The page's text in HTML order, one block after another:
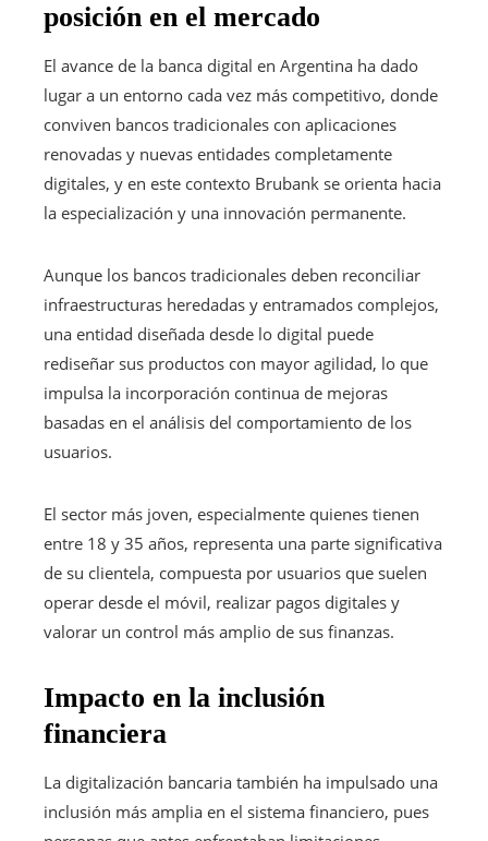
posición en el mercado
El avance de la banca digital en Argentina ha dado
lugar a un entorno cada vez más competitivo, donde
conviven bancos tradicionales con aplicaciones
renovadas y nuevas entidades completamente
digitales, y en este contexto Brubank se orienta hacia
la especialización y una innovación permanente.
Aunque los bancos tradicionales deben reconciliar
infraestructuras heredadas y entramados complejos,
una entidad diseñada desde lo digital puede
rediseñar sus productos con mayor agilidad, lo que
impulsa la incorporación continua de mejoras
basadas en el análisis del comportamiento de los
usuarios.
El sector más joven, especialmente quienes tienen
entre 18 y 35 años, representa una parte significativa
de su clientela, compuesta por usuarios que suelen
operar desde el móvil, realizar pagos digitales y
valorar un control más amplio de sus finanzas.
Impacto en la inclusión
financiera
La digitalización bancaria también ha impulsado una
inclusión más amplia en el sistema financiero, pues